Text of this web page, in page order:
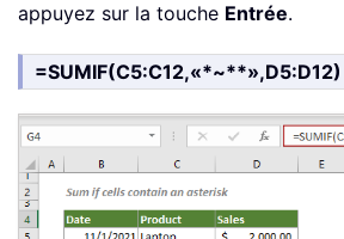
appuyez sur la touche Entrée.
=SUMIF(C5:C12,«*~**»,D5:D12)